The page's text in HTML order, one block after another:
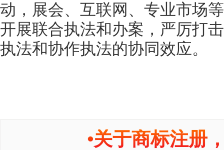
动，展会、互联网、专业市场
开展联合执法和办案，严厉打
执法和协作执法的协同效应。
•关于商标注册